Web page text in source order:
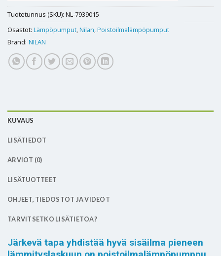
Tuotetunnus (SKU): NL-7939015
Osastot: Lämpöpumput,Nilan,Poistoilmalämpöpumput
Brand: NILAN
KUVAUS
LISÄTIEDOT
ARVIOT (0)
LISÄTUOTTEET
OHJEET, TIEDOSTOT JA VIDEOT
TARVITSETKO LISÄTIETOA?
Järkevä tapa yhdistää hyvä sisäilma pieneen